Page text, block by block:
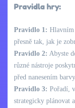
Pravidla hry:
Pravidlo 1:
přesně tak, jak je
Pravidlo 2: Abyste
různé nástroje
před nanesením barvy.
Pravidlo 3: Pořadí,
strategicky plánovat